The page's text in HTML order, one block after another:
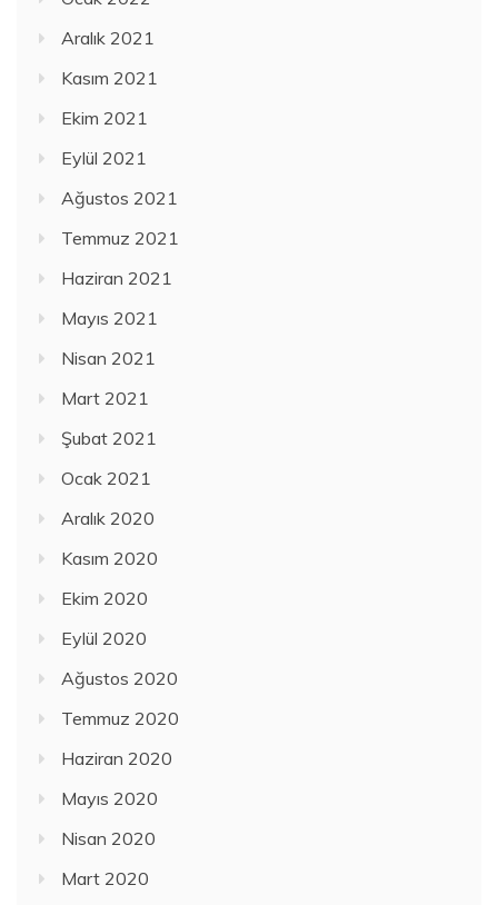
Aralık 2021
Kasım 2021
Ekim 2021
Eylül 2021
Ağustos 2021
Temmuz 2021
Haziran 2021
Mayıs 2021
Nisan 2021
Mart 2021
Şubat 2021
Ocak 2021
Aralık 2020
Kasım 2020
Ekim 2020
Eylül 2020
Ağustos 2020
Temmuz 2020
Haziran 2020
Mayıs 2020
Nisan 2020
Mart 2020